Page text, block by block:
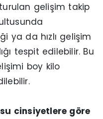
gelişim takip
ya da hızlı gelişim
tespit edilebilir. Bu
boy kilo
cinsiyetlere göre